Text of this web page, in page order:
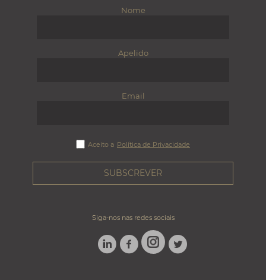
Nome
Apelido
Email
Aceito a Política de Privacidade
Siga-nos nas redes sociais
LINKEDINFACEBOOK
INSTAGRAM
TWITTER